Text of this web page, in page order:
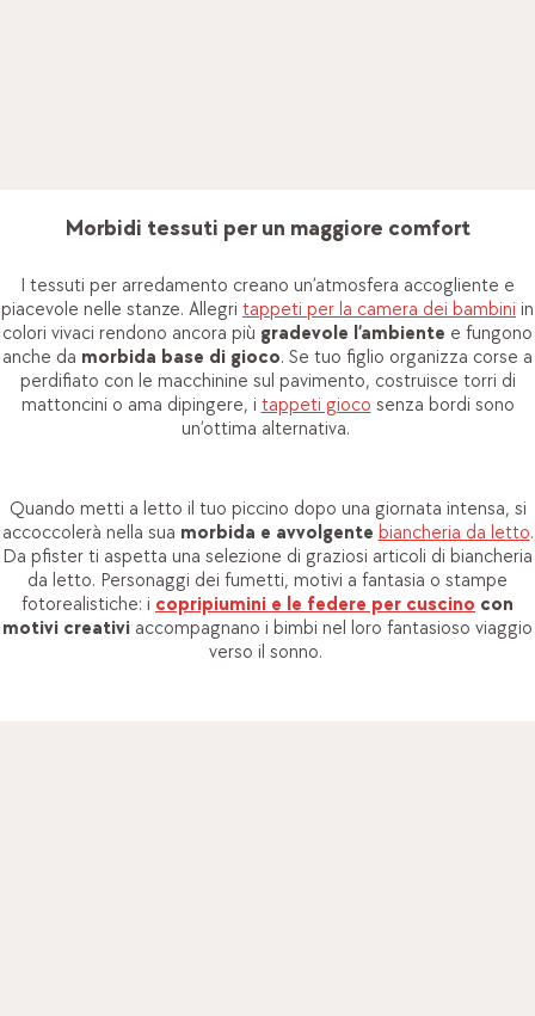
Morbidi tessuti per un maggiore comfort
I tessuti per arredamento creano un’atmosfera accogliente e
piacevole nelle stanze. Allegri tappeti per la camera dei bambini in
colori vivaci rendono ancora più gradevole l’ambiente e fungono
anche da morbida base di gioco. Se tuo figlio organizza corse a
perdifiato con le macchinine sul pavimento, costruisce torri di
mattoncini o ama dipingere, i tappeti gioco senza bordi sono
un’ottima alternativa.
Quando metti a letto il tuo piccino dopo una giornata intensa, si
accoccolerà nella sua morbida e avvolgente biancheria da letto.
Da pfister ti aspetta una selezione di graziosi articoli di biancheria
da letto. Personaggi dei fumetti, motivi a fantasia o stampe
fotorealistiche: i copripiumini e le federe per cuscino con
motivi creativi accompagnano i bimbi nel loro fantasioso viaggio
verso il sonno.